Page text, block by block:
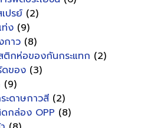
ปรย์ (2)
ท่ง (9)
กาว (8)
ติกห่อของกันกระแทก (2)
ดของ (3)
(9)
ะดาษกาวสี (2)
กล่อง OPP (8)